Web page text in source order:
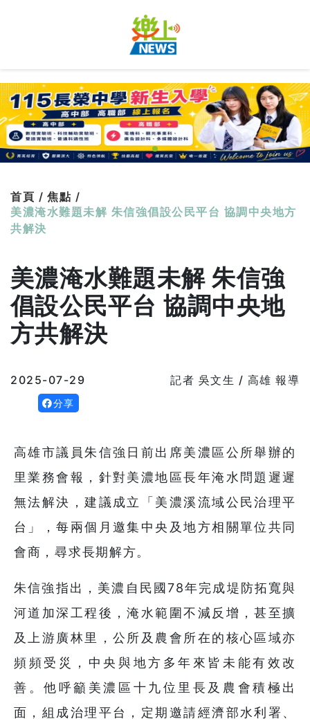
首頁 / 焦點 /
美濃淹水難題未解 朱信強倡設公民平台 協調中央地方
共解決
美濃淹水難題未解 朱信強
倡設公民平台 協調中央地
方共解決
2025-07-29 記者 吳文生 / 高雄 報導
分享
高雄市議員朱信強日前出席美濃區公所舉辦的
里業務會報，針對美濃地區長年淹水問題遲遲
無法解決，建議成立「美濃溪流域公民治理平
台」，每兩個月邀集中央及地方相關單位共同
會商，尋求長期解方。
朱信強指出，美濃自民國78年完成堤防拓寬與
河道加深工程後，淹水範圍不減反增，甚至擴
及上游廣林里，公所及農會所在的核心區域亦
頻頻受災，中央與地方多年來皆未能有效改
善。他呼籲美濃區十九位里長及農會積極出
面，組成治理平台，定期邀請經濟部水利署、